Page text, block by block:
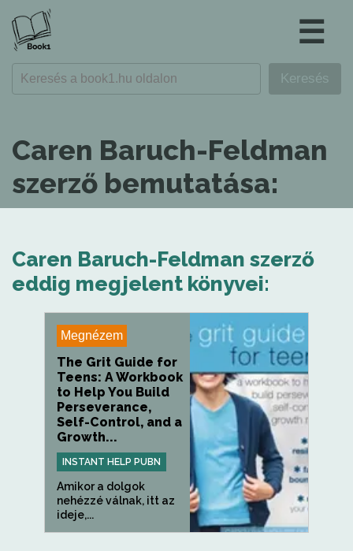
☰
Caren Baruch-Feldman
szerző bemutatása:
Caren Baruch-Feldman szerző
eddig megjelent könyvei:
Megnézem
The Grit Guide for
Teens: A Workbook
to Help You Build
Perseverance,
Self-Control, and a
Growth...
INSTANT HELP PUBN
Amikor a dolgok
nehézzé válnak, itt az
ideje,...